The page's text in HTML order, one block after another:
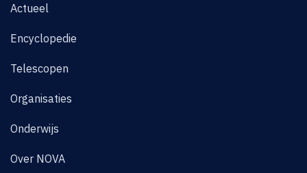
Actueel
Encyclopedie
Telescopen
Organisaties
Onderwijs
Over NOVA